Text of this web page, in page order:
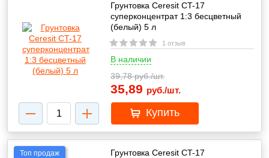
Грунтовка Ceresit CT-17
суперконцентрат 1:3 бесцветный
(белый) 5 л
1 отзыв
В наличии
39,78руб./шт.
35,89 руб./шт.
Купить
Топ продаж
Грунтовка Ceresit CT-17